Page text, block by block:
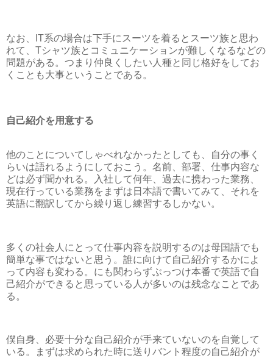
なお、IT系の場合は下手にスーツを着るとスーツ族と思わ
れて、Tシャツ族とコミュニケーションが難しくなるなどの
問題がある。つまり仲良くしたい人種と同じ格好をしてお
くことも大事ということである。
自己紹介を用意する
他のことについてしゃべれなかったとしても、自分の事く
らいは語れるようにしておこう。名前、部署、仕事内容な
どは必ず聞かれる。入社して何年、過去に携わった業務、
現在行っている業務をまずは日本語で書いてみて、それを
英語に翻訳してから繰り返し練習するしかない。
多くの社会人にとって仕事内容を説明するのは母国語でも
簡単な事ではないと思う。誰に向けて自己紹介するかによ
って内容も変わる。にも関わらずぶっつけ本番で英語で自
己紹介ができると思っている人が多いのは残念なことであ
る。
僕自身、必要十分な自己紹介が手来ていないのを自覚して
いる。まずは求められた時に送りバント程度の自己紹介が